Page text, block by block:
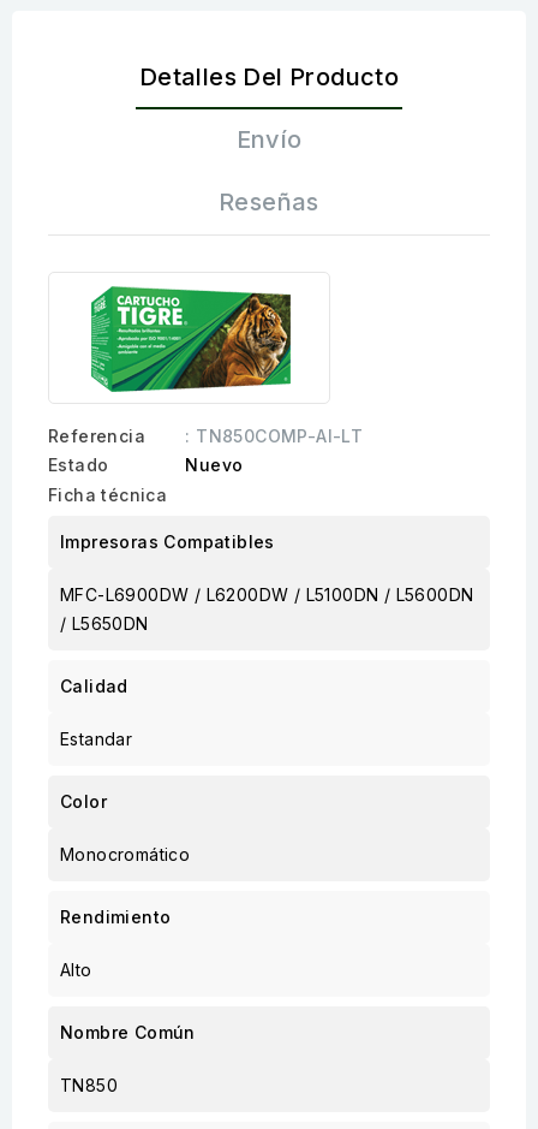
Detalles Del Producto
Envío
Reseñas
Referencia
: TN850COMP-AI-LT
Estado
Nuevo
Ficha técnica
Impresoras Compatibles
MFC-L6900DW / L6200DW / L5100DN / L5600DN
/ L5650DN
Calidad
Estandar
Color
Monocromático
Rendimiento
Alto
Nombre Común
TN850